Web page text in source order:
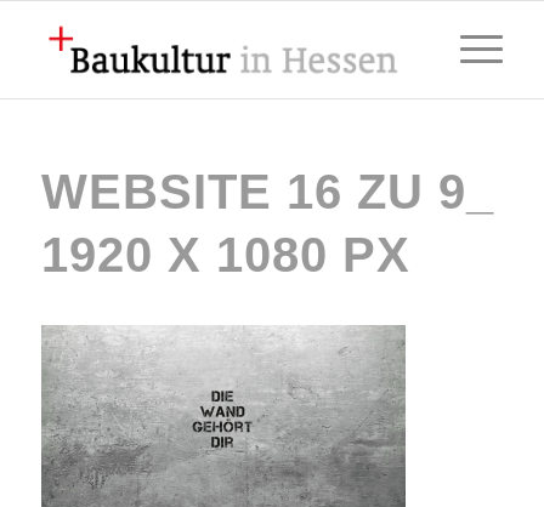
WEBSITE 16 ZU 9_
1920 X 1080 PX